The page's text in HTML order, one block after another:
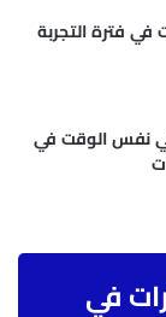
فترة التجربة
نفس الوقت في
في